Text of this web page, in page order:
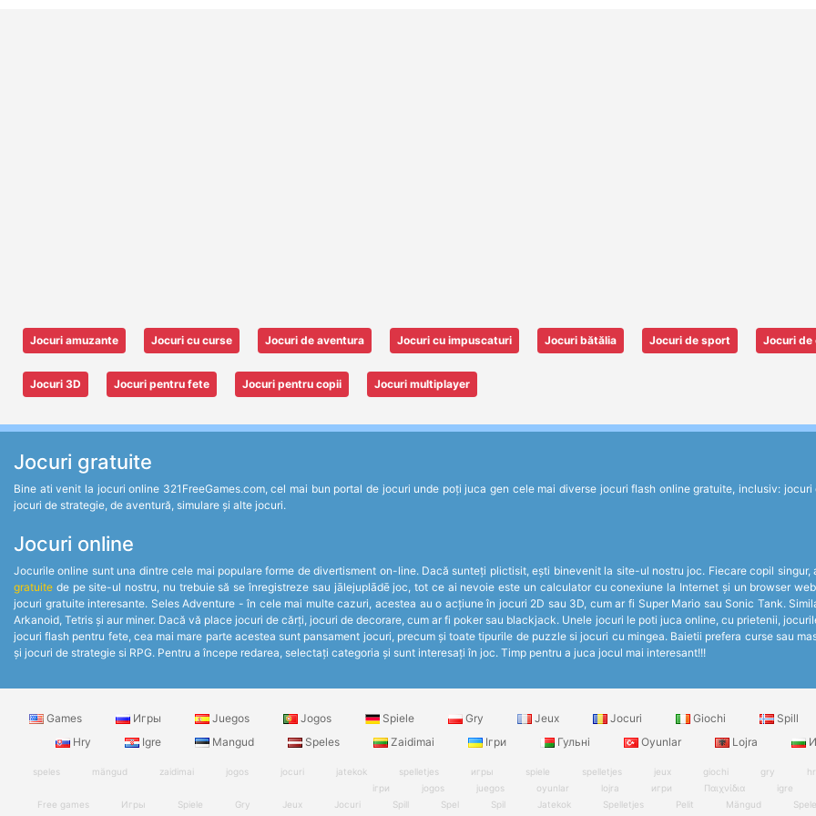
Jocuri amuzante Jocuri cu curse Jocuri de aventura Jocuri cu impuscaturi Jocuri bătălia Jocuri de sport Jocuri de
Jocuri 3D Jocuri pentru fete Jocuri pentru copii Jocuri multiplayer
Jocuri gratuite
Bine ati venit la jocuri online 321FreeGames.com, cel mai bun portal de jocuri unde poți juca gen cele mai diverse jocuri flash online gratuite, inclusiv:
jocuri de strategie, de aventură, simulare și alte jocuri.
Jocuri online
Jocurile online sunt una dintre cele mai populare forme de divertisment on-line. Dacă sunteți plictisit, ești binevenit la site-ul nostru joc. Fiecare copil
gratuite de pe site-ul nostru, nu trebuie să se înregistreze sau jālejuplādē joc, tot ce ai nevoie este un calculator cu conexiune la Internet și un browser
jocuri gratuite interesante. Seles Adventure - în cele mai multe cazuri, acestea au o acțiune în jocuri 2D sau 3D, cum ar fi Super Mario sau Sonic Tank.
Arkanoid, Tetris și aur miner. Dacă vă place jocuri de cărți, jocuri de decorare, cum ar fi poker sau blackjack. Unele jocuri le poti juca online, cu prietenii,
jocuri flash pentru fete, cea mai mare parte acestea sunt pansament jocuri, precum și toate tipurile de puzzle si jocuri cu mingea. Baietii prefera curse sau
și jocuri de strategie si RPG. Pentru a începe redarea, selectați categoria și sunt interesați în joc. Timp pentru a juca jocul mai interesant!!!
Games Игры Juegos Jogos Spiele Gry Jeux Jocuri Giochi Spill
Hry
Igre Mangud Speles Zaidimai Ігри Гульні Oyunlar Lojra
speles mängud zaidimai jogos jocuri jatekok spelletjes игры spiele spelletjes jeux giochi gry
ігри
jogos juegos oyunlar lojra игри Παιχνίδια igre
Free games
Игры Spiele Gry Jeux Jocuri Spill Spel Spil Jatekok Spelletjes Pelit Mängud